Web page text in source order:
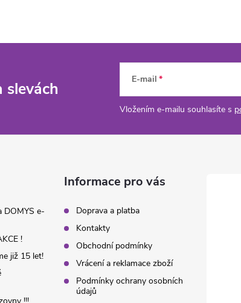
slevách E-mail
Vložením e-mailu souhlasíte s
DOMYS e-
!
již 15 let!
Informace pro vás
Doprava a platba
Kontakty
Obchodní podmínky
Vrácení a reklamace zboží
Podmínky ochrany osobních
údajů